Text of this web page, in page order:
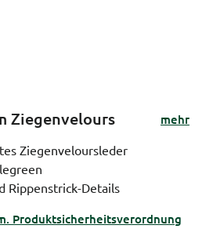
Ziegenvelours
mehr
Ziegenveloursleder
Rippenstrick-Details
Produktsicherheitsverordnung